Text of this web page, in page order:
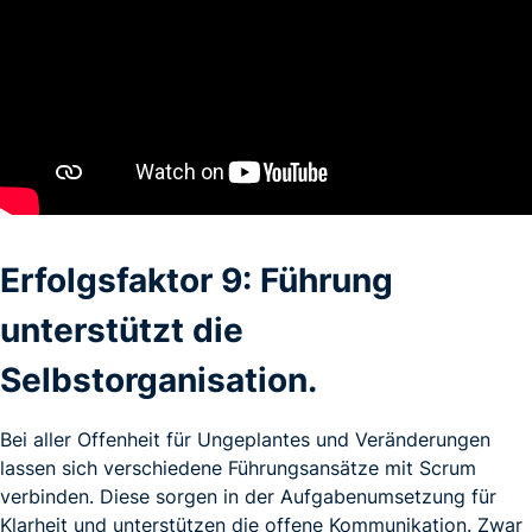
Erfolgsfaktor 9: Führung
unterstützt die
Selbstorganisation.
Bei aller Offenheit für Ungeplantes und Veränderungen
lassen sich verschiedene Führungsansätze mit Scrum
verbinden. Diese sorgen in der Aufgabenumsetzung für
Klarheit und unterstützen die offene Kommunikation. Zwar